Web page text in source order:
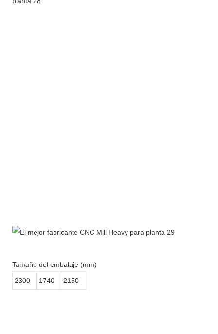
Tamaño del embalaje (mm)
2300 1740 2150